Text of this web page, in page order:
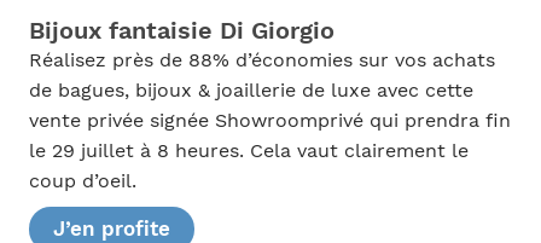
Bijoux fantaisie Di Giorgio
Réalisez près de 88% d’économies sur vos achats
de bagues, bijoux & joaillerie de luxe avec cette
vente privée signée Showroomprivé qui prendra fin
le 29 juillet à 8 heures. Cela vaut clairement le
coup d’oeil.
J’en profite